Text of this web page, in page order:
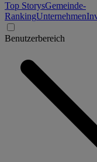
Top StorysGemeinde-
RankingUnternehmen
Benutzerbereich